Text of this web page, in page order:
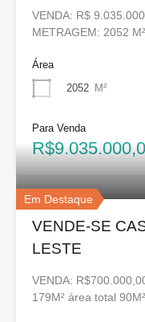
VENDA: R$
METRAGEM: 2052
Área
2052 M²
Para Venda
Em Destaque
VENDE-SE
LESTE
VENDA:
179M² área total